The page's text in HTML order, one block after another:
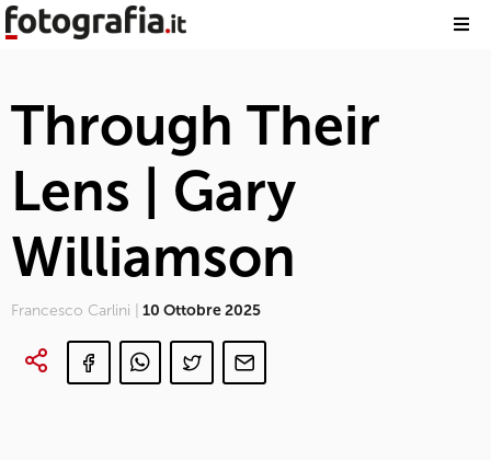
Through Their
Lens | Gary
Williamson
Francesco Carlini | 10 Ottobre 2025